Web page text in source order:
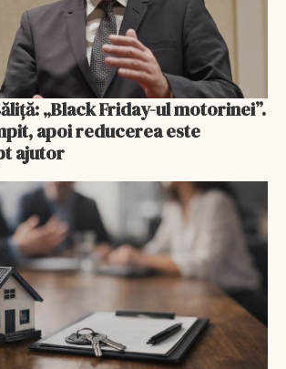
„Black Friday-ul motorinei”.
apoi reducerea este
ajutor